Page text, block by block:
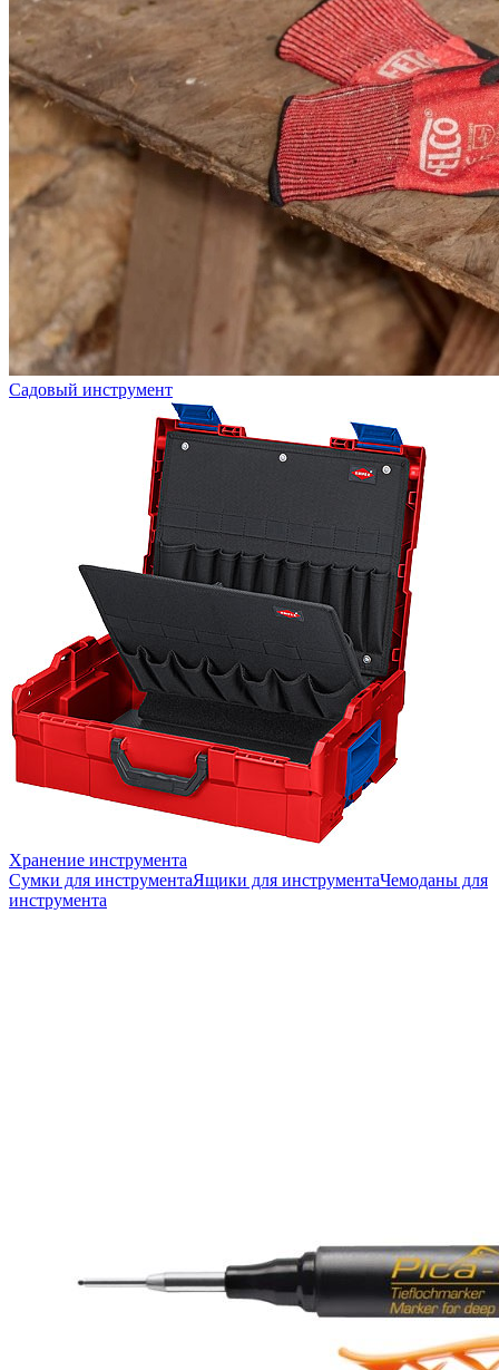
Садовый инструмент
Хранение инструмента
Сумки для инструментаЯщики для инструментаЧемоданы для
инструмента